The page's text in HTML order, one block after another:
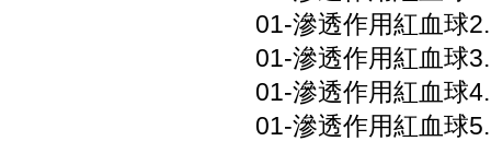
01-滲透作用紅血球
01-滲透作用紅血球
01-滲透作用紅血球
01-滲透作用紅血球